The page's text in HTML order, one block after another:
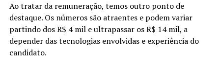
Ao tratar da remuneração, temos outro ponto de
destaque. Os números são atraentes e podem variar
partindo dos R$ 4 mil e ultrapassar os R$ 14 mil, a
depender das tecnologias envolvidas e experiência do
candidato.